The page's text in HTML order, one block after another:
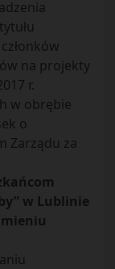
na projekty
r.
w obrębie
o
Zarządu za
w Lublinie